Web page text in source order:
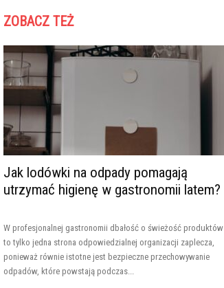
ZOBACZ TEŻ
Jak lodówki na odpady pomagają
utrzymać higienę w gastronomii latem?
W profesjonalnej gastronomii dbałość o świeżość produktów
to tylko jedna strona odpowiedzialnej organizacji zaplecza,
ponieważ równie istotne jest bezpieczne przechowywanie
odpadów, które powstają podczas...